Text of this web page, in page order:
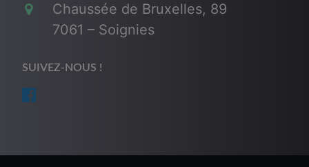
Chaussée de Bruxelles, 89
7061 – Soignies
SUIVEZ-NOUS !